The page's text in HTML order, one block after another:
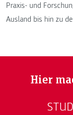
Praxis- und
Ausland bis hin zu
Hier